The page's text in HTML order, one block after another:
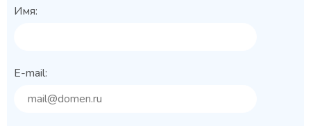
Имя:
E-mail: